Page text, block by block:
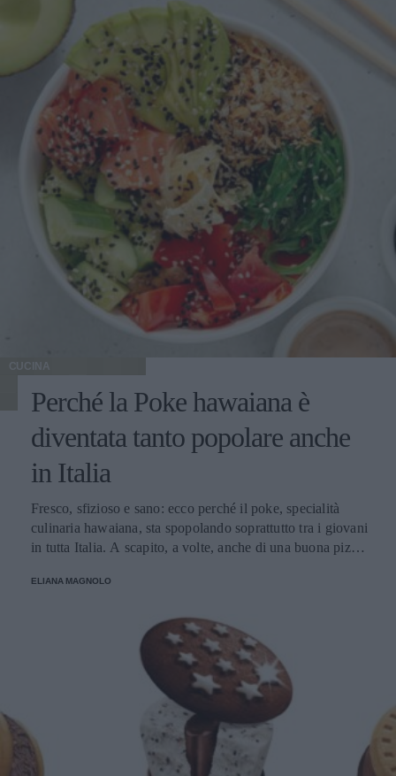
CUCINA
Perché la Poke hawaiana è
diventata tanto popolare anche
in Italia
Fresco, sfizioso e sano: ecco perché il poke, specialità
culinaria hawaiana, sta spopolando soprattutto tra i giovani
in tutta Italia. A scapito, a volte, anche di una buona pizza.
ELIANA MAGNOLO